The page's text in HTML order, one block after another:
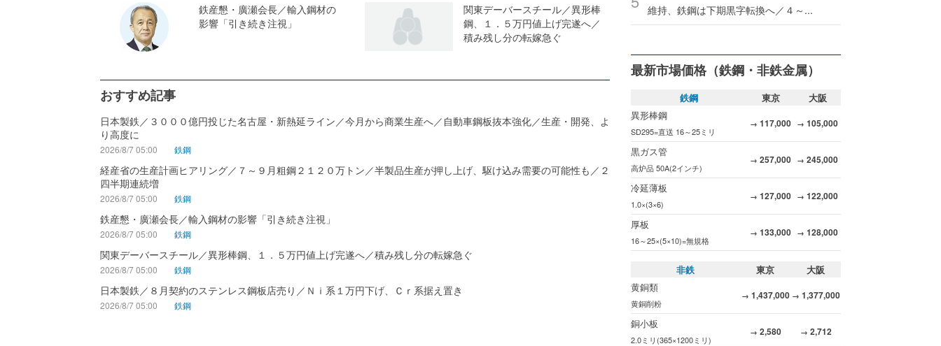
鉄産懇・廣瀬会長／輸入鋼材の
影響「引き続き注視」
関東デーバースチール／異形棒
鋼、１．５万円値上げ完遂へ／
積み残し分の転嫁急ぐ
おすすめ記事
日本製鉄／３０００億円投じた名古屋・新熱延ライン／今月から商業生産へ／自動車鋼板抜本強化／生産・開発、よ
り高度に
2026/8/7 05:00 鉄鋼
経産省の生産計画ヒアリング／７～９月粗鋼２１２０万トン／半製品生産が押し上げ、駆け込み需要の可能性も／２
四半期連続増
2026/8/7 05:00 鉄鋼
鉄産懇・廣瀬会長／輸入鋼材の影響「引き続き注視」
2026/8/7 05:00 鉄鋼
関東デーバースチール／異形棒鋼、１．５万円値上げ完遂へ／積み残し分の転嫁急ぐ
2026/8/7 05:00 鉄鋼
日本製鉄／８月契約のステンレス鋼板店売り／Ｎｉ系１万円下げ、Ｃｒ系据え置き
2026/8/7 05:00 鉄鋼
維持、鉄鋼は下期黒字転換へ／４～...
最新市場価格（鉄鋼・非鉄金属）
鉄鋼 東京
大阪
異形棒鋼
SD295=直送 16～25ミリ
→ 117,000 → 105,000
黒ガス管
高炉品 50A(2インチ)
→ 257,000 → 245,000
冷延薄板
1.0×(3×6)
→ 127,000 → 122,000
厚板
16～25×(5×10)=無規格
→ 133,000 → 128,000
非鉄 東京
大阪
黄銅類
黄銅削粉
→ 1,437,000 → 1,377,000
銅小板
2.0ミリ(365×1200ミリ)
→ 2,580 → 2,712